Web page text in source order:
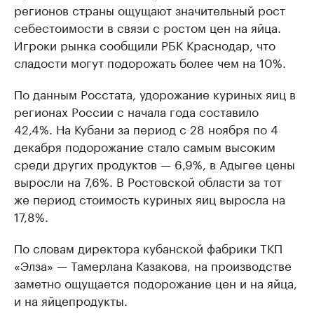
регионов страны ощущают значительный рост
себестоимости в связи с ростом цен на яйца.
Игроки рынка сообщили РБК Краснодар, что
сладости могут подорожать более чем на 10%.
По данным Росстата, удорожание куриных яиц в
регионах России с начала года составило
42,4%. На Кубани за период с 28 ноября по 4
декабря подорожание стало самым высоким
среди других продуктов — 6,9%, в Адыгее цены
выросли на 7,6%. В Ростовской области за тот
же период стоимость куриных яиц выросла на
17,8%.
По словам директора кубанской фабрики ТКП
«Элза» — Тамерлана Казакова, на производстве
заметно ощущается подорожание цен и на яйца,
и на яйцепродукты.